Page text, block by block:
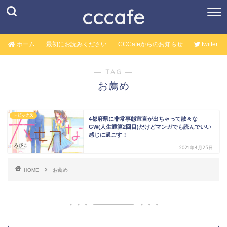
cccafe
ホーム 最初にお読みください CCCafeからのお知らせ twitter
― TAG ―
お薦め
トピックス
4都府県に非常事態宣言が出ちゃって散々な
GW(人生通算2回目)だけどマンガでも読んでいい
感じに過ごす！
2021年4月25日
HOME お薦め